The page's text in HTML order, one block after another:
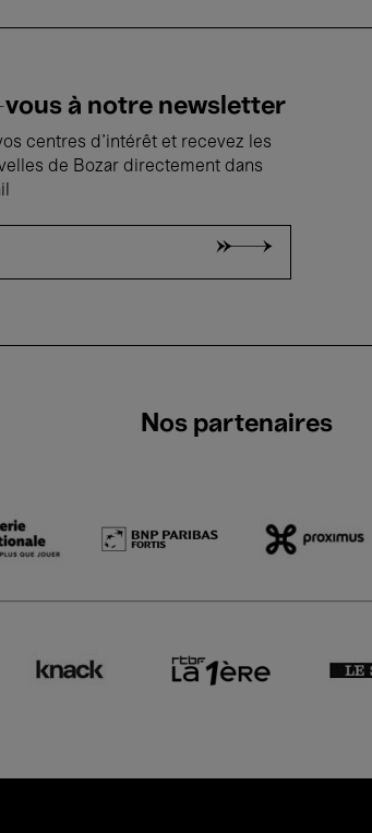
à notre newsletter
centres d'intérêt et recevez les
de Bozar directement dans
Nos partenaires